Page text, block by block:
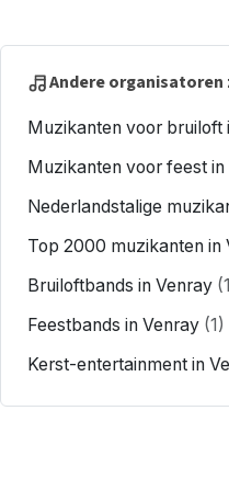
Andere
Muzikanten voor bruiloft
Muzikanten voor feest in
Nederlandstalige
Top 2000 muzikanten in
Bruiloftbands in Venray
Feestbands in Venray (1)
Kerst-entertainment in